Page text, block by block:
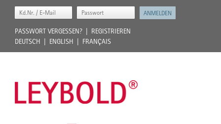
PASSWORT VERGESSEN?
REGISTRIEREN
DEUTSCH
ENGLISH FRANÇAIS